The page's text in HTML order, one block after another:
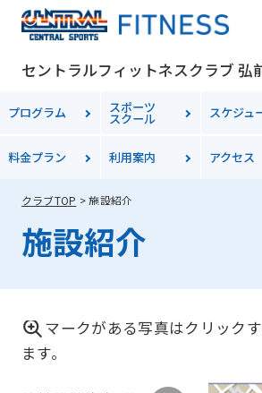
セントラルフィットネスクラブ 弘
プログラム スポーツ
スクール スケジュ
料金プラン 利用案内 アクセス
クラブTOP 施設紹介
施設紹介
マークがある写真はクリック
ます。